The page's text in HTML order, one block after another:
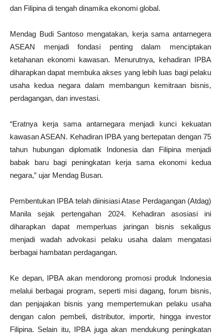
dan Filipina di tengah dinamika ekonomi global.
Mendag Budi Santoso mengatakan, kerja sama antarnegera
ASEAN menjadi fondasi penting dalam menciptakan
ketahanan ekonomi kawasan. Menurutnya, kehadiran IPBA
diharapkan dapat membuka akses yang lebih luas bagi pelaku
usaha kedua negara dalam membangun kemitraan bisnis,
perdagangan, dan investasi.
“Eratnya kerja sama antarnegara menjadi kunci kekuatan
kawasan ASEAN. Kehadiran IPBA yang bertepatan dengan 75
tahun hubungan diplomatik Indonesia dan Filipina menjadi
babak baru bagi peningkatan kerja sama ekonomi kedua
negara,” ujar Mendag Busan.
Pembentukan IPBA telah diinisiasi Atase Perdagangan (Atdag)
Manila sejak pertengahan 2024. Kehadiran asosiasi ini
diharapkan dapat memperluas jaringan bisnis sekaligus
menjadi wadah advokasi pelaku usaha dalam mengatasi
berbagai hambatan perdagangan.
Ke depan, IPBA akan mendorong promosi produk Indonesia
melalui berbagai program, seperti misi dagang, forum bisnis,
dan penjajakan bisnis yang mempertemukan pelaku usaha
dengan calon pembeli, distributor, importir, hingga investor
Filipina. Selain itu, IPBA juga akan mendukung peningkatan